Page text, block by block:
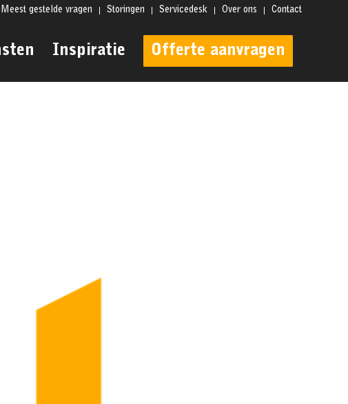
Meest gestelde vragen Storingen Servicedesk Over ons Contact
Inspiratie Offerte aanvragen